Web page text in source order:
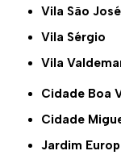
Vila São José
Vila Sérgio
Vila
Cidade Boa
Cidade
Jardim